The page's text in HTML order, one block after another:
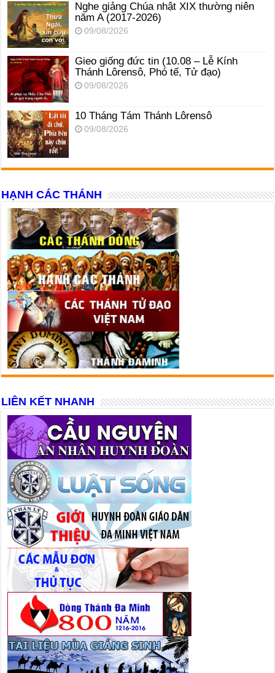
Nghe giảng Chúa nhật XIX thường niên
năm A (2017-2026)
09/08/2026
Gieo giống đức tin (10.08 – Lễ Kính
Thánh Lôrensô, Phó tế, Tử đạo)
09/08/2026
10 Tháng Tám Thánh Lôrensô
09/08/2026
HẠNH CÁC THÁNH
LIÊN KẾT NHANH